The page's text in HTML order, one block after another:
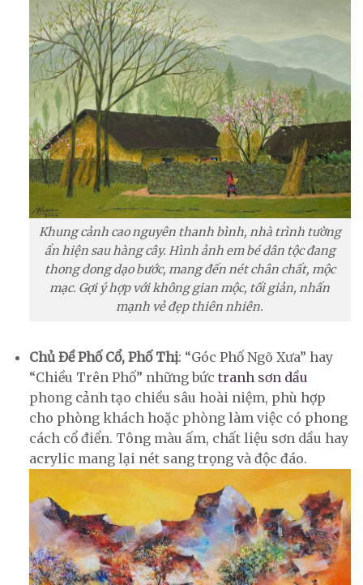
Khung cảnh cao nguyên thanh bình, nhà trình tường
ẩn hiện sau hàng cây. Hình ảnh em bé dân tộc đang
thong dong dạo bước, mang đến nét chân chất, mộc
mạc. Gợi ý hợp với không gian mộc, tối giản, nhấn
mạnh vẻ đẹp thiên nhiên.
Chủ Đề Phố Cổ, Phố Thị: “Góc Phố Ngõ Xưa” hay
“Chiều Trên Phố” những bức tranh sơn dầu
phong cảnh tạo chiều sâu hoài niệm, phù hợp
cho phòng khách hoặc phòng làm việc có phong
cách cổ điển. Tông màu ấm, chất liệu sơn dầu hay
acrylic mang lại nét sang trọng và độc đáo.